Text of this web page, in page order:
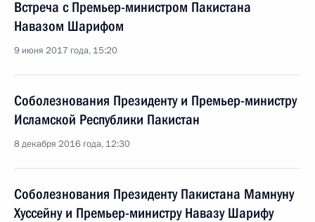
Встреча с Премьер-министром Пакистана
Навазом Шарифом
9 июня 2017 года, 15:20
Соболезнования Президенту и Премьер-министру
Исламской Республики Пакистан
8 декабря 2016 года, 12:30
Соболезнования Президенту Пакистана Мамнуну
Хуссейну и Премьер-министру Навазу Шарифу